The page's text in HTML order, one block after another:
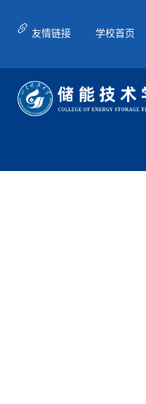
友情链接 学校首页